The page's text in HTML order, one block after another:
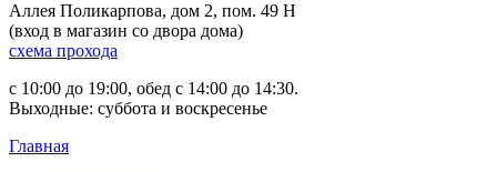
Аллея Поликарпова, дом 2, пом. 49 Н
(вход в магазин со двора дома)
схема прохода
с 10:00 до 19:00, обед с 14:00 до 14:30.
Выходные: суббота и воскресенье
Главная